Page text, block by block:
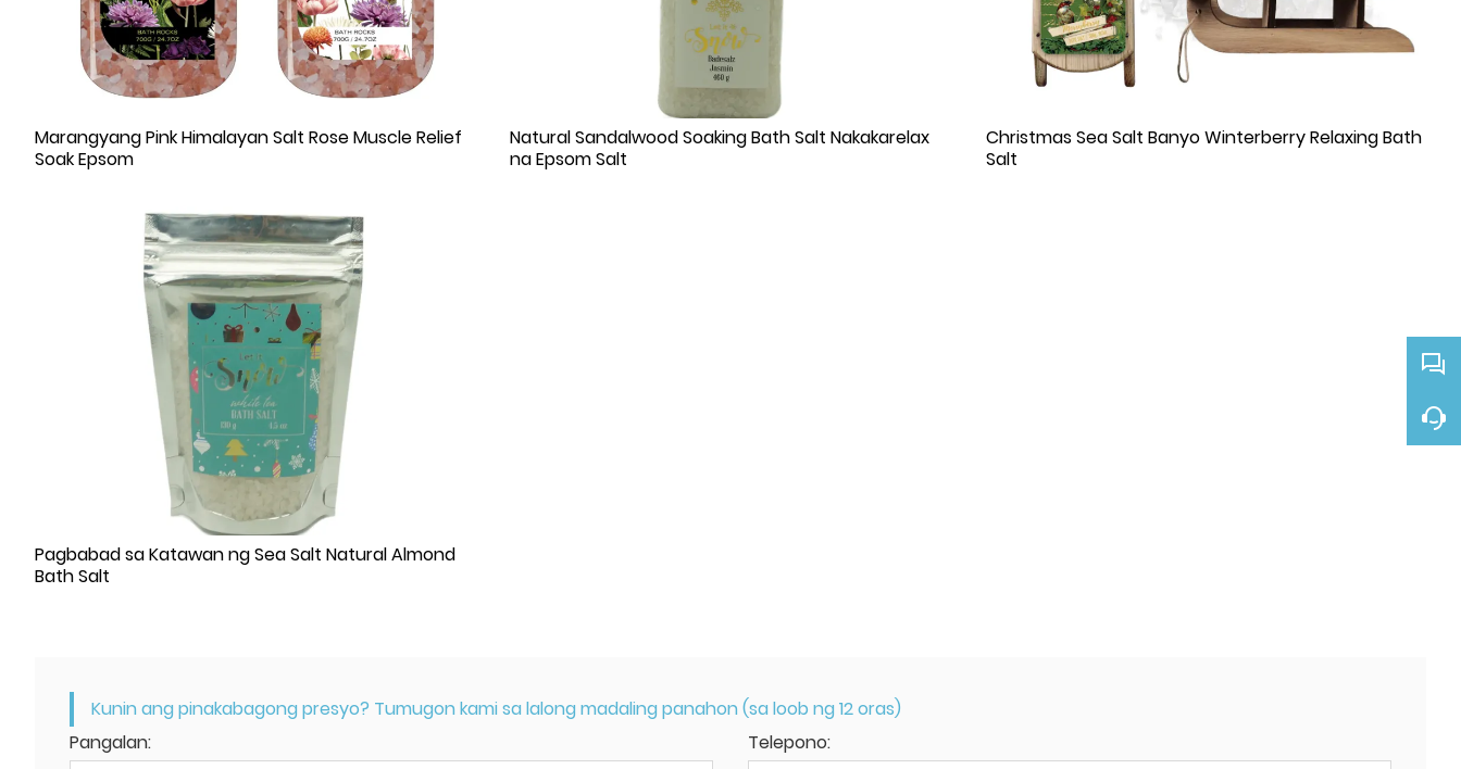
Marangyang Pink Himalayan Salt Rose Muscle Relief
Soak Epsom
Natural Sandalwood Soaking Bath Salt Nakakarelax
na Epsom Salt
Christmas Sea Salt Banyo Winterberry Relaxing Bath
Salt
Pagbabad sa Katawan ng Sea Salt Natural Almond
Bath Salt
Kunin ang pinakabagong presyo? Tumugon kami sa lalong madaling panahon (sa loob ng 12 oras)
Pangalan:
Telepono: